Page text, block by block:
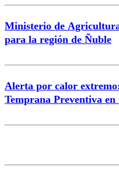
Ministerio de
para la región de Ñuble
Alerta por calor
Temprana Preventiva en